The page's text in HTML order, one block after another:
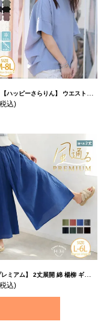
エストタック入り スッキリ魅せ コクーントップス | 大きいサイズの通販ならハッピーマリリン
込)
綿 楊柳 ギャザー フレア スカンツ 【ウェストゴム】 | 大きいサイズの通販ならハッピーマリリン
込)